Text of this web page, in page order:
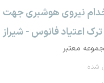
نیروی هوشبری جهت
ترک اعتیاد فانوس - شیراز
معتبر
شده